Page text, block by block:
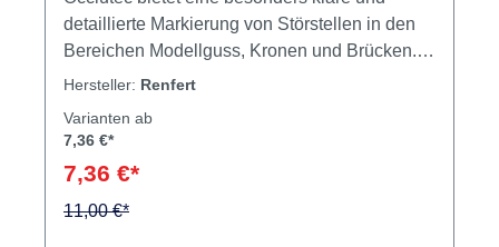
detaillierte Markierung von Störstellen in den
Bereichen Modellguss, Kronen und Brücken.
Vorteile: Besondere Trennschärfe Optimale
Homogenes Aussprühverhalten unabhängig
Ergiebigkeit Zu 100 % mit Wasser abwaschbar,
Hersteller: Renfert
Varianten ab
7,36 €*
7,36 €*
11,00 €*